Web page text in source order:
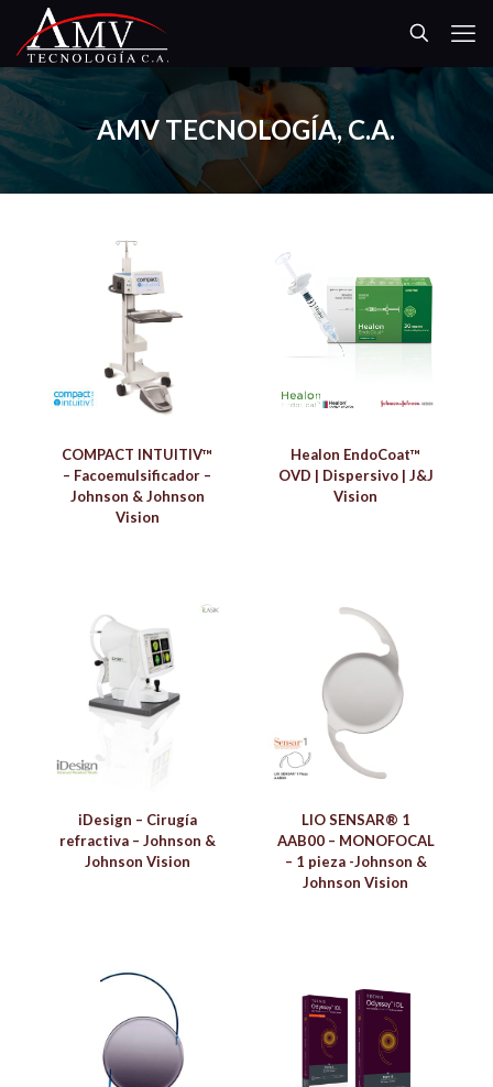
AMV TECNOLOGÍA, C.A.
COMPACT INTUITIV™
– Facoemulsificador –
Johnson & Johnson
Vision
Healon EndoCoat™
OVD | Dispersivo | J&J
Vision
iDesign – Cirugía
refractiva – Johnson &
Johnson Vision
LIO SENSAR® 1
AAB00 – MONOFOCAL
– 1 pieza -Johnson &
Johnson Vision